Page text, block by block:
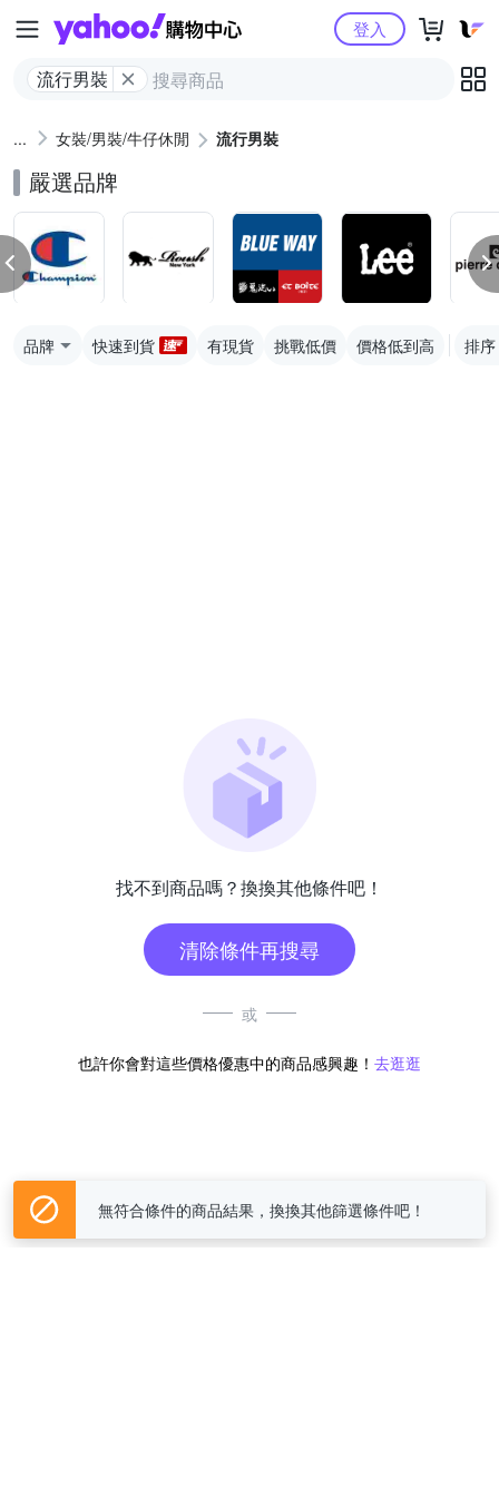
Yahoo購物中心
流行男裝
登入
女裝/男裝/牛仔休閒 流行男裝
嚴選品牌
品牌 快速到貨 有現貨 挑戰低價 價格低到高 排序
找不到商品嗎？換換其他條件吧！
清除條件再搜尋
或
也許你會對這些價格優惠中的商品感興趣！ 去逛逛